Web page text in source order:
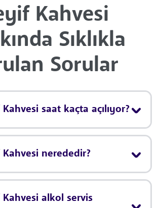
Kahvesi
Sıklıkla
Sorular
saat kaçta açılıyor?
Kahvesi nerededir?
Kahvesi alkol servis